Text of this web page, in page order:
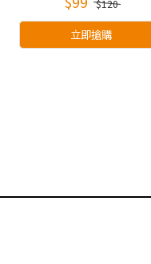
$120
立即搶購